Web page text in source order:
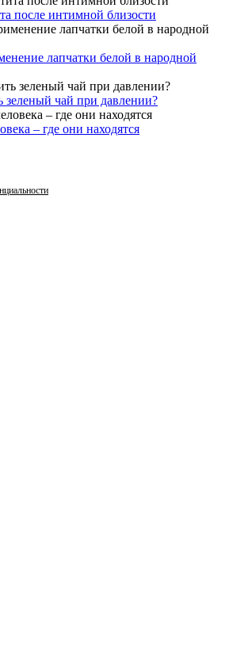
после интимной близости
лапчатки белой в народной
зеленый чай при давлении?
– где они находятся